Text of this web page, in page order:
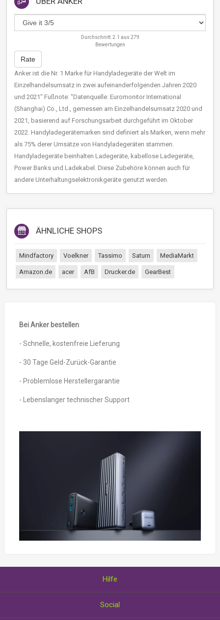
Durchschnitt:2.1 aus 279
Bewertungen
Rate
Anker ist die Nr. 1 Marke für Handyladegeräte der Welt im
Einzelhandelsumsatz in zwei aufeinanderfolgenden Jahren 2020
und 2021" Fußnote: "Datenquelle: Euromonitor International
(Shanghai) Co., Ltd., gemessen am Einzelhandelsumsatz 2020 und
2021, basierend auf Forschungsarbeit durchgeführt im Oktober
2022. Handyladegerätemarken sind definiert als Marken, wenn mehr
als 75% derer Umsätze von Handyladegeräten stammen.
Handyladegeräte beinhalten Ladegeräte, kabellose Ladegeräte,
Power Banks und Ladekabel. Diese Zubehöre können auch für
andere Unterhaltungselektronikgeräte genutzt werden.
ÄHNLICHE SHOPS
Mindfactory Voelkner Tassimo Saturn MediaMarkt
Amazon.de acer AfB Drucker.de GearBest
Bei Anker bestellen
- Schnelle, kostenfreie Lieferung
- 30 Tage Geld-Zurück-Garantie
- Problemlose Herstellergarantie
- Lebenslanger technischer Support
Hilfe
Wie Sie Gutscheine einlösen
Social